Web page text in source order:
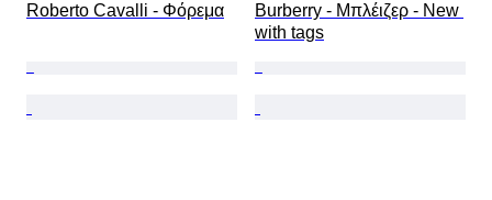
Roberto Cavalli - Φόρεμα
Burberry - Μπλέιζερ - New
with tags